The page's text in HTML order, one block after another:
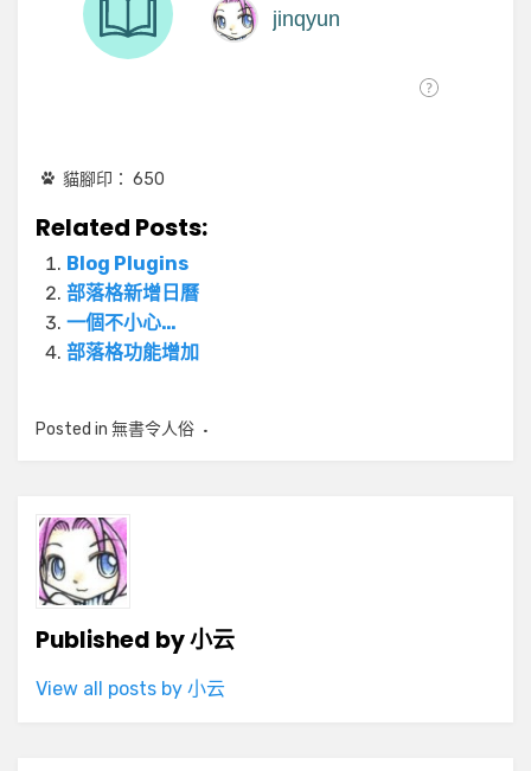
貓腳印： 650
Related Posts:
Blog Plugins
部落格新增日曆
一個不小心…
部落格功能增加
Posted in 無書令人俗
Published by小云
View all posts by 小云